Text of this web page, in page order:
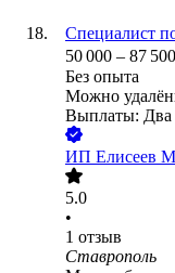
Специалист
50 000 – 87 500
Без опыта
Можно
Выплаты: Два
ИП Елисеев
5.0
•
1 отзыв
Ставрополь